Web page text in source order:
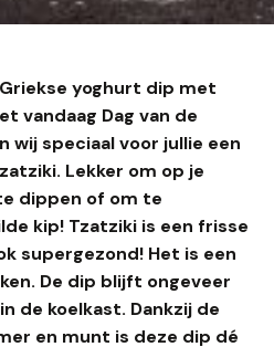
yoghurt dip met
vandaag Dag van de
wij speciaal voor jullie een
Lekker om op je
dippen of om te
kip! Tzatziki is een frisse
supergezond! Het is een
De dip blijft ongeveer
de koelkast. Dankzij de
en munt is deze dip dé